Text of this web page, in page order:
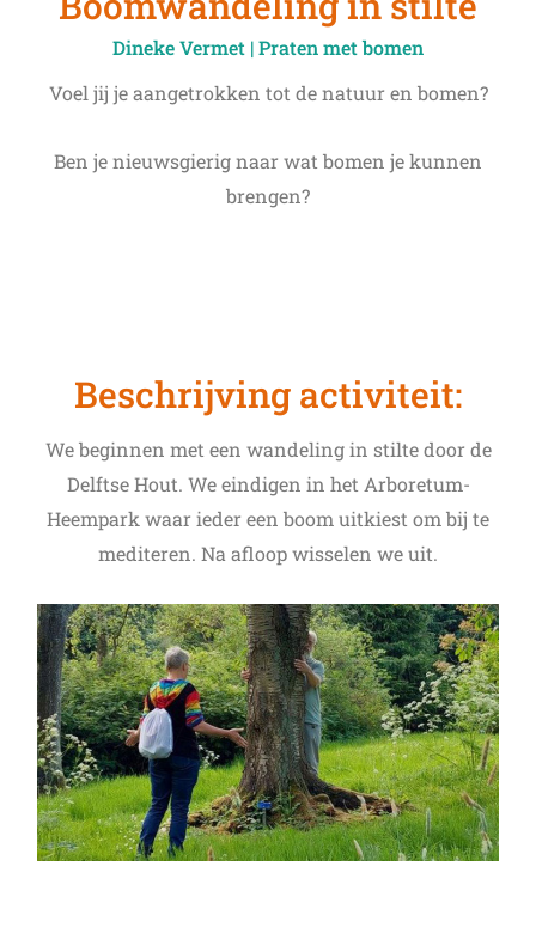
Dineke Vermet | Praten met bomen
Voel jij je aangetrokken tot de natuur en bomen?
Ben je nieuwsgierig naar wat bomen je kunnen
brengen?
Beschrijving activiteit:
We beginnen met een wandeling in stilte door de
Delftse Hout. We eindigen in het Arboretum-
Heempark waar ieder een boom uitkiest om bij te
mediteren. Na afloop wisselen we uit.